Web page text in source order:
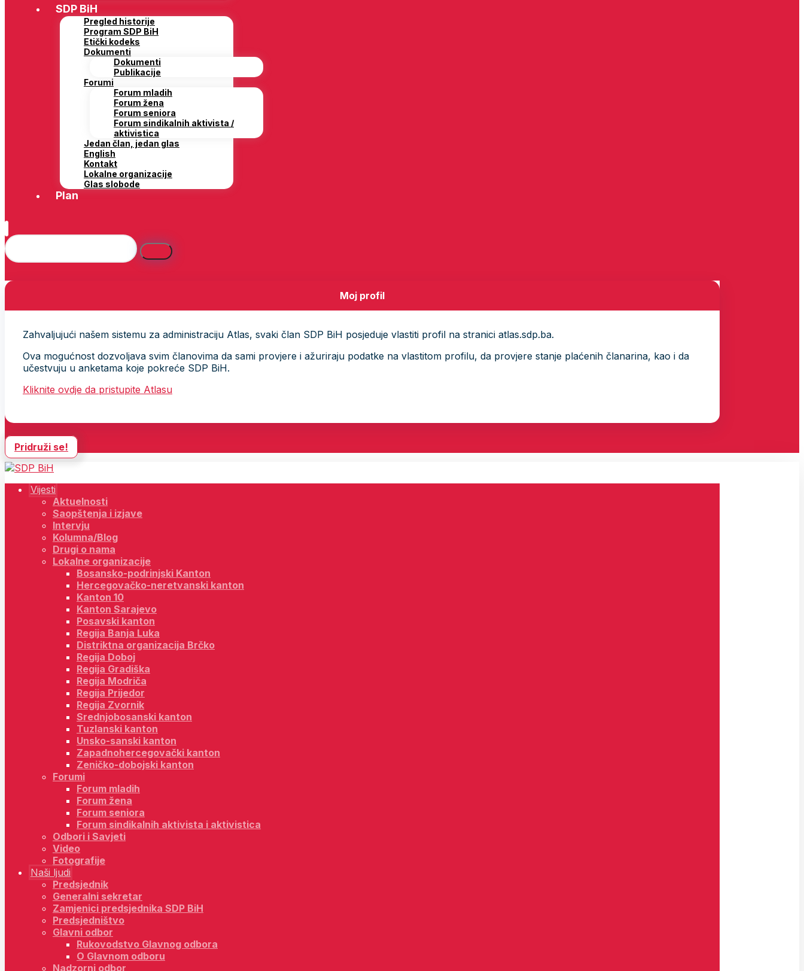
SDP BiH
Pregled historije
Program SDP BiH
Etički kodeks
Dokumenti
Dokumenti
Publikacije
Forumi
Forum mladih
Forum žena
Forum seniora
Forum sindikalnih aktivista /
aktivistica
Jedan član, jedan glas
English
Kontakt
Lokalne organizacije
Glas slobode
Plan
Moj profil
Zahvaljujući našem sistemu za administraciju Atlas, svaki član SDP BiH posjeduje vlastiti profil na stranici atlas.sdp.ba.
Ova mogućnost dozvoljava svim članovima da sami provjere i ažuriraju podatke na vlastitom profilu, da provjere stanje plaćenih članarina, kao i da
učestvuju u anketama koje pokreće SDP BiH.
Kliknite ovdje da pristupite Atlasu
Pridruži se!
Vijesti
Aktuelnosti
Saopštenja i izjave
Intervju
Kolumna/Blog
Drugi o nama
Lokalne organizacije
Bosansko-podrinjski Kanton
Hercegovačko-neretvanski kanton
Kanton 10
Kanton Sarajevo
Posavski kanton
Regija Banja Luka
Distriktna organizacija Brčko
Regija Doboj
Regija Gradiška
Regija Modriča
Regija Prijedor
Regija Zvornik
Srednjobosanski kanton
Tuzlanski kanton
Unsko-sanski kanton
Zapadnohercegovački kanton
Zeničko-dobojski kanton
Forumi
Forum mladih
Forum žena
Forum seniora
Forum sindikalnih aktivista i aktivistica
Odbori i Savjeti
Video
Fotografije
Naši ljudi
Predsjednik
Generalni sekretar
Zamjenici predsjednika SDP BiH
Predsjedništvo
Glavni odbor
Rukovodstvo Glavnog odbora
O Glavnom odboru
Nadzorni odbor